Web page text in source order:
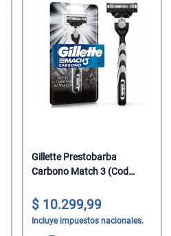
Gillette Prestobarba
Carbono Match 3 (Cod
10.299,99
Incluye impuestos nacionales.